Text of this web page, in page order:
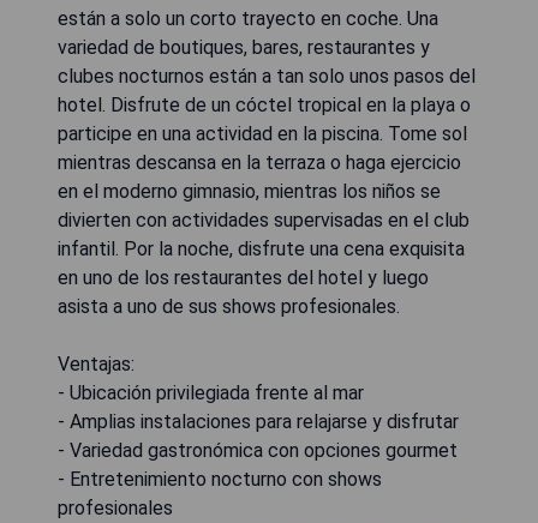
están a solo un corto trayecto en coche. Una
variedad de boutiques, bares, restaurantes y
clubes nocturnos están a tan solo unos pasos del
hotel. Disfrute de un cóctel tropical en la playa o
participe en una actividad en la piscina. Tome sol
mientras descansa en la terraza o haga ejercicio
en el moderno gimnasio, mientras los niños se
divierten con actividades supervisadas en el club
infantil. Por la noche, disfrute una cena exquisita
en uno de los restaurantes del hotel y luego
asista a uno de sus shows profesionales.
Ventajas:
- Ubicación privilegiada frente al mar
- Amplias instalaciones para relajarse y disfrutar
- Variedad gastronómica con opciones gourmet
- Entretenimiento nocturno con shows
profesionales